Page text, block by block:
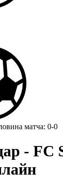
матча: 0-0
- FC